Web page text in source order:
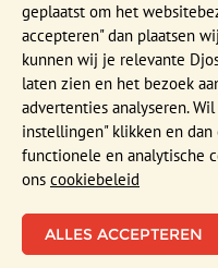
MEER WETEN?
Brochure aanvragen
Presentaties en
Aanmelden nieuwsbrief
geplaatst om het
accepteren" dan plaatsen
kunnen wij je relevante
laten zien en het bezoek
advertenties analyseren.
instellingen" klikken en dan
functionele en analytische
ons cookiebeleid
Cookies die er voor